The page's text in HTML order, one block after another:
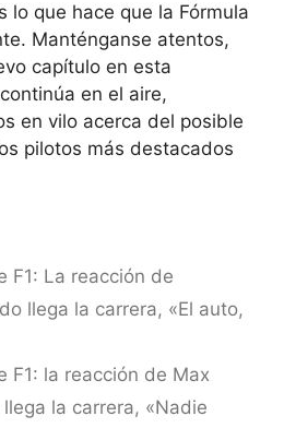
lo que hace que la Fórmula
Manténganse atentos,
capítulo en esta
en el aire,
en vilo acerca del posible
pilotos más destacados
F1: La reacción de
llega la carrera, «El auto,
F1: la reacción de Max
la carrera, «Nadie